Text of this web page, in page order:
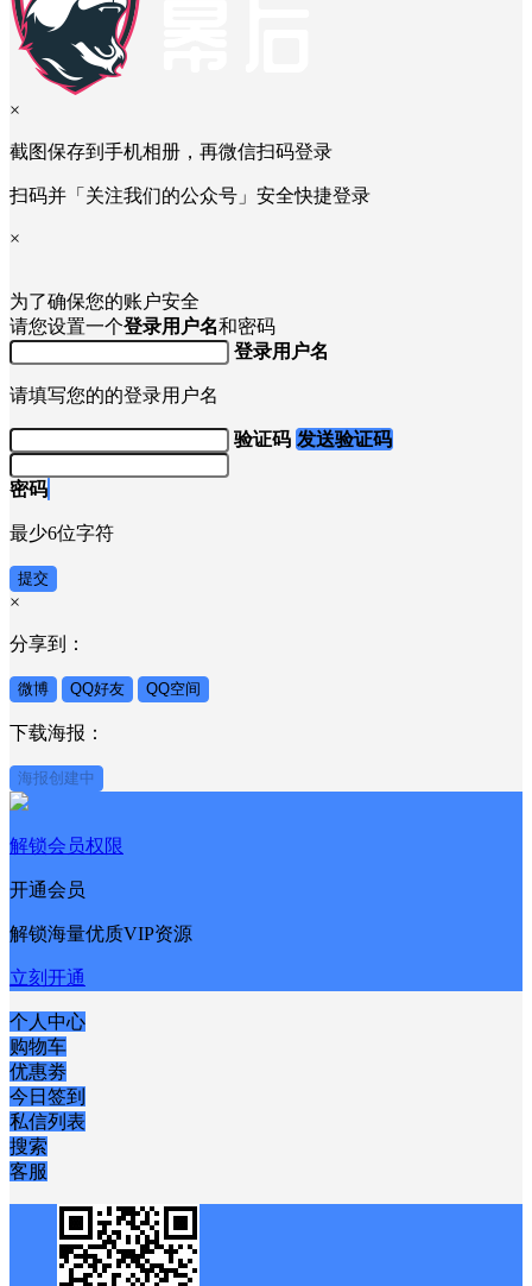
×
截图保存到手机相册，再微信扫码登录
扫码并「关注我们的公众号」安全快捷登录
×
为了确保您的账户安全
请您设置一个登录用户名和密码
登录用户名
请填写您的的登录用户名
验证码 发送验证码
密码
最少6位字符
提交
×
分享到：
微博 QQ好友 QQ空间
下载海报：
海报创建中
解锁会员权限
开通会员
解锁海量优质VIP资源
立刻开通
个人中心
购物车
优惠劵
今日签到
私信列表
搜索
客服